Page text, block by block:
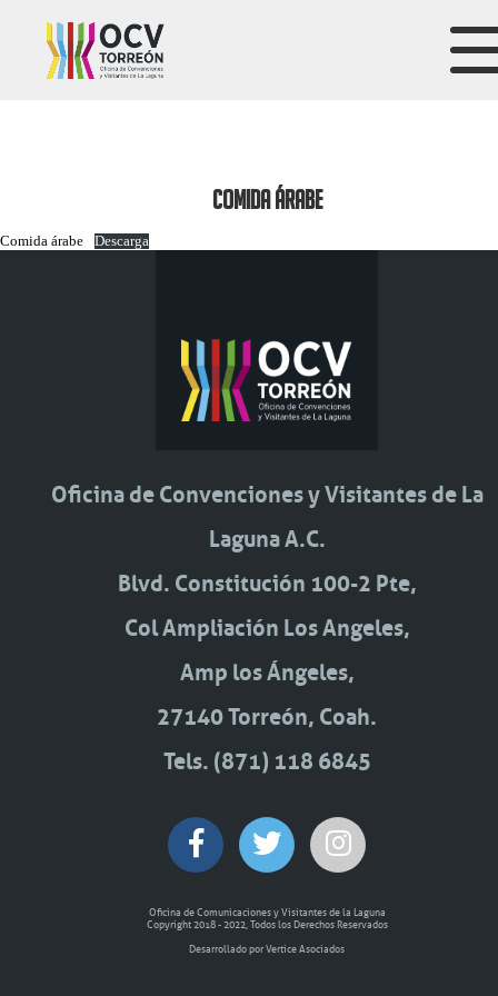
COMIDA ÁRABE
Comida árabe Descarga
Oficina de Convenciones y Visitantes de La
Laguna A.C.
Blvd. Constitución 100-2 Pte,
Col Ampliación Los Angeles,
Amp los Ángeles,
27140 Torreón, Coah.
Tels. (871) 118 6845
Oficina de Comunicaciones y Visitantes de la Laguna
Copyright 2018 - 2022, Todos los Derechos Reservados
Desarrollado por Vertice Asociados